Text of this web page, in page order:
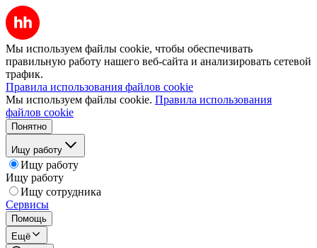
Мы используем файлы cookie, чтобы обеспечивать
правильную работу нашего веб-сайта и анализировать сетевой
трафик.
Правила использования файлов cookie
Мы используем файлы cookie. Правила использования
файлов cookie
Понятно
Ищу работу
Ищу работу
Ищу работу
Ищу сотрудника
Сервисы
Помощь
Ещё